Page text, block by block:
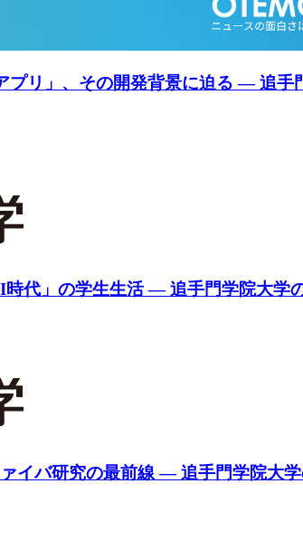
リ」、その開発背景に迫る ― 追
代」の学生生活 ― 追手門学院大
イバ研究の最前線 ― 追手門学院大